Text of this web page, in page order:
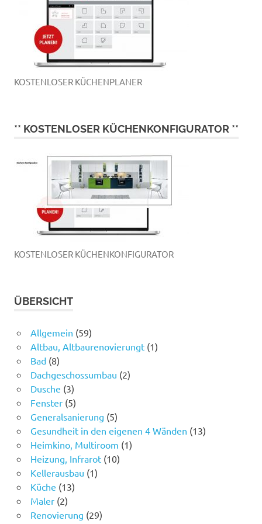
KOSTENLOSER KÜCHENPLANER
** KOSTENLOSER KÜCHENKONFIGURATOR **
KOSTENLOSER KÜCHENKONFIGURATOR
ÜBERSICHT
Allgemein (59)
Altbau, Altbaurenovierungt(1)
Bad(8)
Dachgeschossumbau (2)
Dusche (3)
Fenster(5)
Generalsanierung (5)
Gesundheit in den eigenen 4 Wänden (13)
Heimkino, Multiroom (1)
Heizung, Infrarot(10)
Kellerausbau (1)
Küche (13)
Maler(2)
Renovierung (29)